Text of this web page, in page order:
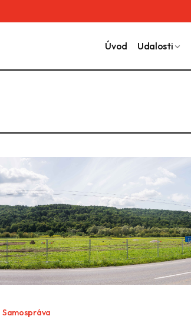
Úvod Udalosti
Samospráva